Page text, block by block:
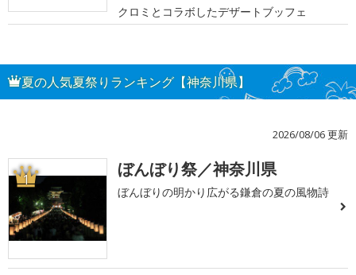
クロミとコラボしたデザートブッフェ
夏の人気夏祭りランキング【神奈川県】
2026/08/06 更新
1 ぼんぼり祭／神奈川県
ぼんぼりの明かり広がる鎌倉の夏の風物詩